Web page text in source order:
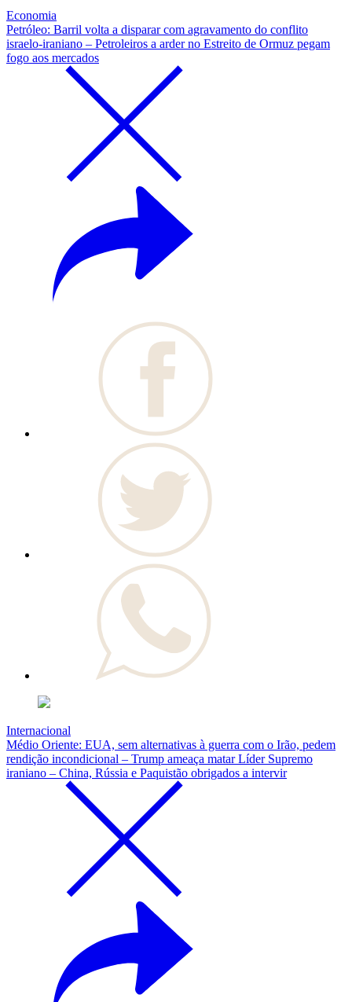
Economia
Petróleo: Barril volta a disparar com agravamento do conflito
israelo-iraniano – Petroleiros a arder no Estreito de Ormuz pegam
fogo aos mercados
Internacional
Médio Oriente: EUA, sem alternativas à guerra com o Irão, pedem
rendição incondicional – Trump ameaça matar Líder Supremo
iraniano – China, Rússia e Paquistão obrigados a intervir